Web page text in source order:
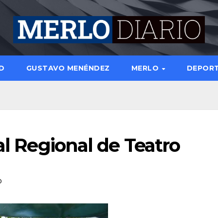
GUSTAVO MENÉNDEZ MERLO
Regional de Teatro